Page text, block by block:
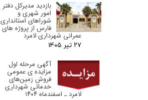
بازدید مدیرکل دفتر
امور شهری و
شوراهای استانداری
فارس از پروژه های
عمرانی شهرداری لامرد
۲۷ تیر ۰۵
آگهی مرحله اول
مزایده ی عمومی
فروش زمین‌های
خدماتی شهرداری
لامرد ـ اسفندماه ۱۴۰۴